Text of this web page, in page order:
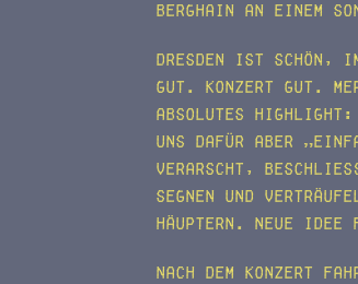
Berghain an einem
Dresden ist schön,
gut. Konzert gut.
Absolutes Highlight:
uns dafür aber
verarscht,
segnen und
Häuptern. Neue
Nach dem Konzert